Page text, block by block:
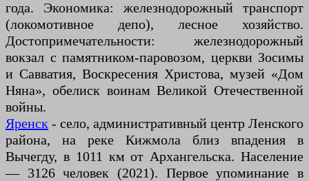
года. Экономика: железнодорожный транспорт
(локомотивное депо), лесное хозяйство.
Достопримечательности: железнодорожный
вокзал с памятником-паровозом, церкви Зосимы
и Савватия, Воскресения Христова, музей «Дом
Няна», обелиск воинам Великой Отечественной
войны.
Яренск - село, административный центр Ленского
района, на реке Кижмола близ впадения в
Вычегду, в 1011 км от Архангельска. Население
— 3126 человек (2021). Первое упоминание в